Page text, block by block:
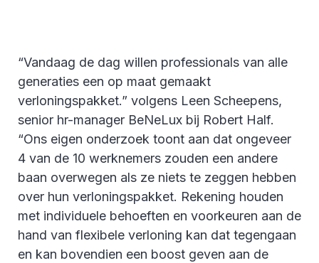
“Vandaag de dag willen professionals van alle
generaties een op maat gemaakt
verloningspakket.” volgens Leen Scheepens,
senior hr-manager BeNeLux bij Robert Half.
“Ons eigen onderzoek toont aan dat ongeveer
4 van de 10 werknemers zouden een andere
baan overwegen als ze niets te zeggen hebben
over hun verloningspakket. Rekening houden
met individuele behoeften en voorkeuren aan de
hand van flexibele verloning kan dat tegengaan
en kan bovendien een boost geven aan de